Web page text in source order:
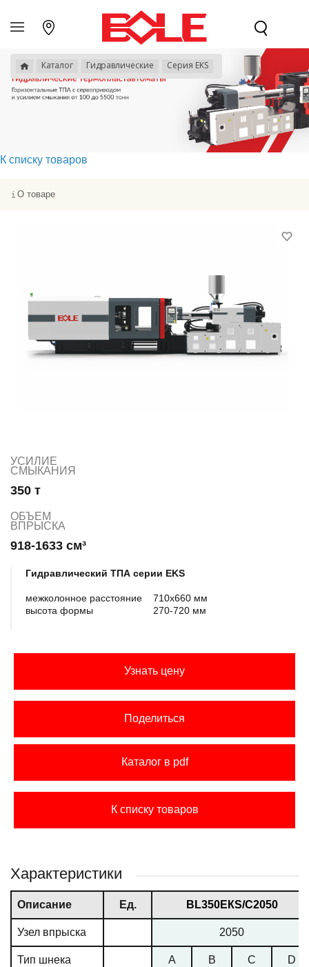
Каталог Гидравлические Серия EKS
К списку товаров
О товаре
УСИЛИЕ
СМЫКАНИЯ
350 т
ОБЪЕМ
ВПРЫСКА
918-1633 см³
Гидравлический ТПА серии EKS
межколонное расстояние 710х660 мм
высота формы
270-720 мм
Узнать цену
Поделиться
Каталог в pdf
К списку товаров
Характеристики
Описание Ед. ВL350ЕКS/С2050
Узел впрыска 2050
Тип шнека A B C D